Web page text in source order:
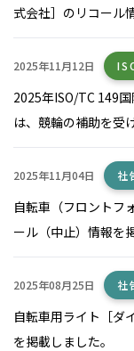
式会社］のリコール
2025年11月12日
2025年ISO/TC 149
は、競輪の補助を受
2025年11月04日 社
自転車（フロントフ
ール（中止）情報を
2025年08月25日 社
自転車用ライト［ダ
を掲載しました。